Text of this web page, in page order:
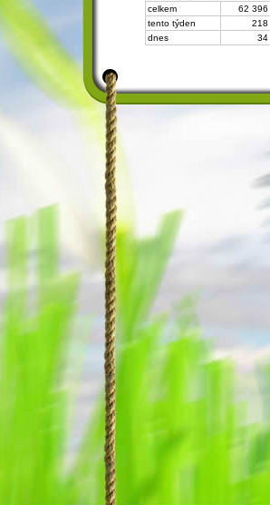
celkem
62 396
tento týden
218
dnes
34